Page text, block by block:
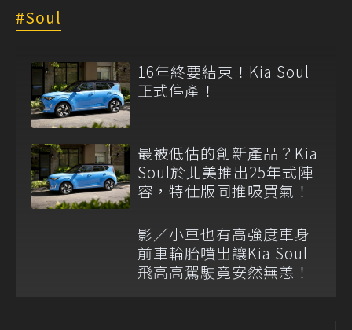
Soul
16年終要結束！Kia Soul
正式停產！
最被低估的創新產品？Kia
Soul於北美推出25年式陣
容，特仕版同推吸買氣！
影／小車也有高強度車身
前車輪胎噴出讓Kia Soul
飛高高駕駛竟安然無恙！